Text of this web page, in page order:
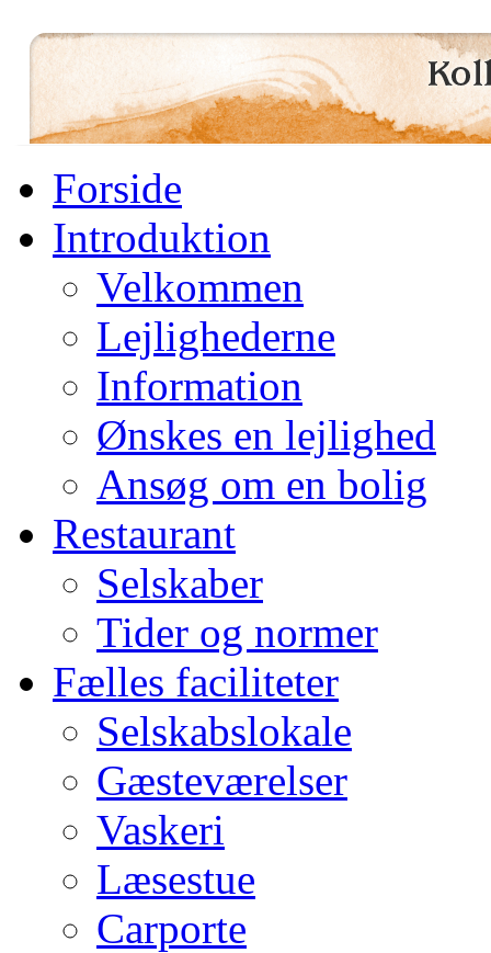
Forside
Introduktion
Velkommen
Lejlighederne
Information
Ønskes en lejlighed
Ansøg om en bolig
Restaurant
Selskaber
Tider og normer
Fælles faciliteter
Selskabslokale
Gæsteværelser
Vaskeri
Læsestue
Carporte